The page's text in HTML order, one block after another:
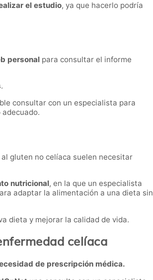
el estudio, ya que hacerlo podría
personal para consultar el informe
.
consultar con un especialista para
gluten no celíaca suelen necesitar
nutricional, en la que un especialista
adaptar la alimentación a una dieta sin
dieta y mejorar la calidad de vida.
celíaca
de prescripción médica.